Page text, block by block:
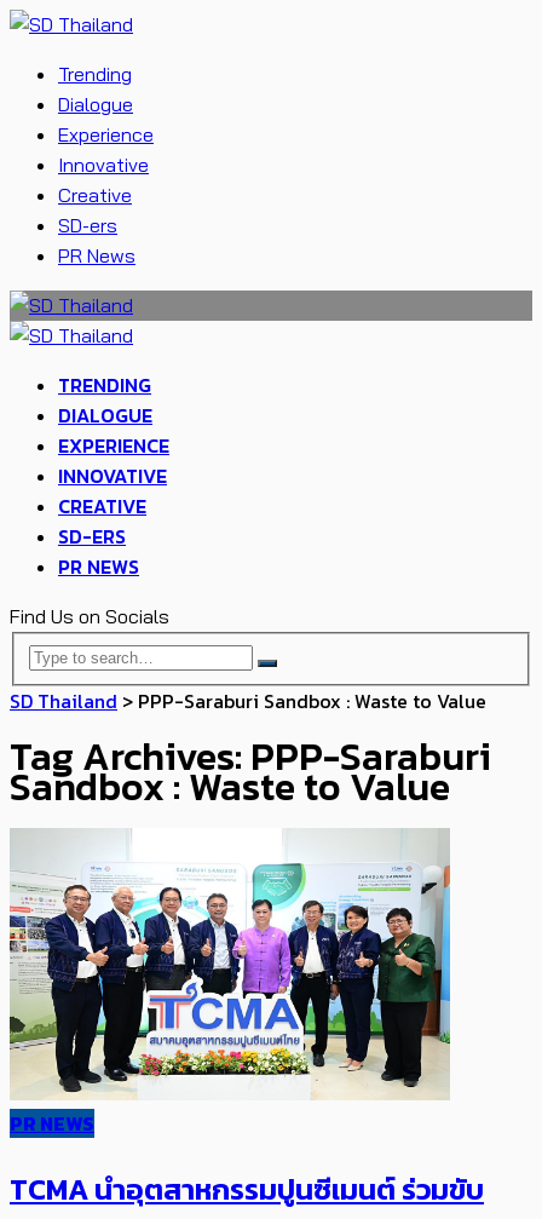
Trending
Dialogue
Experience
Innovative
Creative
SD-ers
PR News
TRENDING
DIALOGUE
EXPERIENCE
INNOVATIVE
CREATIVE
SD-ERS
PR NEWS
Find Us on Socials
SD Thailand > PPP-Saraburi Sandbox : Waste to Value
Tag Archives: PPP-Saraburi
Sandbox : Waste to Value
PR NEWS
TCMA นำอุตสาหกรรมปูนซีเมนต์ ร่วมขับ